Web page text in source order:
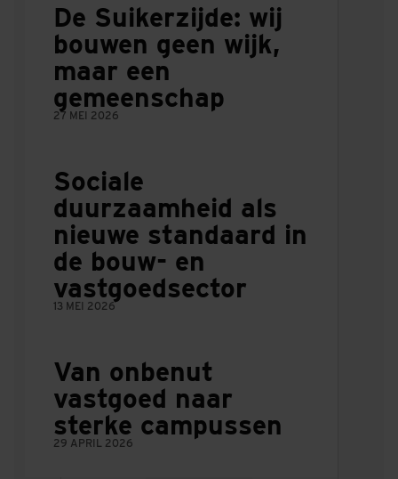
De Suikerzijde: wij
bouwen geen wijk,
maar een
gemeenschap
27 MEI 2026
Sociale
duurzaamheid als
nieuwe standaard in
de bouw- en
vastgoedsector
13 MEI 2026
Van onbenut
vastgoed naar
sterke campussen
29 APRIL 2026